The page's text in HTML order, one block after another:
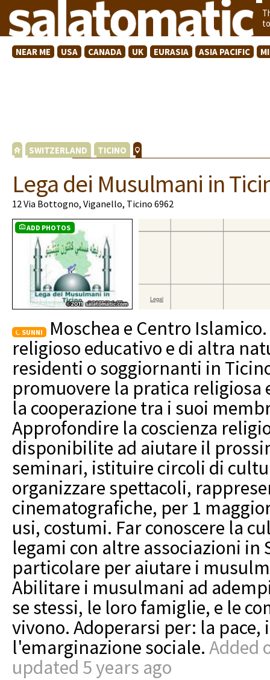
NEAR ME USA CANADA UK EURASIA ASIA PACIFIC
SWITZERLAND TICINO
Lega dei Musulmani in
12 Via Bottogno, Viganello, Ticino 6962
ADD PHOTOS
SUNNI
Moschea e Centro
religioso educativo e di altra
residenti o soggiornanti in
promuovere la pratica
la cooperazione tra i suoi
Approfondire la coscienza
disponibilite ad aiutare il
seminari, istituire circoli di
organizzare spettacoli,
cinematografiche, per 1
usi, costumi. Far conoscere la
legami con altre associazioni in
particolare per aiutare i
Abilitare i musulmani ad
se stessi, le loro famiglie, e le
vivono. Adoperarsi per: la
l'emarginazione sociale. Added
updated 5 years ago